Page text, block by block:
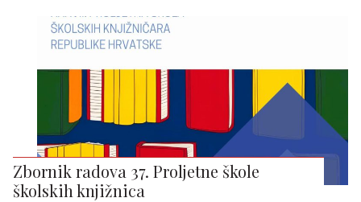
Zbornik radova 37. Proljetne škole
školskih knjižnica